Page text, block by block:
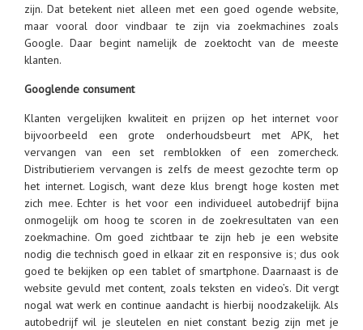
zijn. Dat betekent niet alleen met een goed ogende website,
maar vooral door vindbaar te zijn via zoekmachines zoals
Google. Daar begint namelijk de zoektocht van de meeste
klanten.
Googlende consument
Klanten vergelijken kwaliteit en prijzen op het internet voor
bijvoorbeeld een grote onderhoudsbeurt met APK, het
vervangen van een set remblokken of een zomercheck.
Distributieriem vervangen is zelfs de meest gezochte term op
het internet. Logisch, want deze klus brengt hoge kosten met
zich mee. Echter is het voor een individueel autobedrijf bijna
onmogelijk om hoog te scoren in de zoekresultaten van een
zoekmachine. Om goed zichtbaar te zijn heb je een website
nodig die technisch goed in elkaar zit en responsive is; dus ook
goed te bekijken op een tablet of smartphone. Daarnaast is de
website gevuld met content, zoals teksten en video’s. Dit vergt
nogal wat werk en continue aandacht is hierbij noodzakelijk. Als
autobedrijf wil je sleutelen en niet constant bezig zijn met je